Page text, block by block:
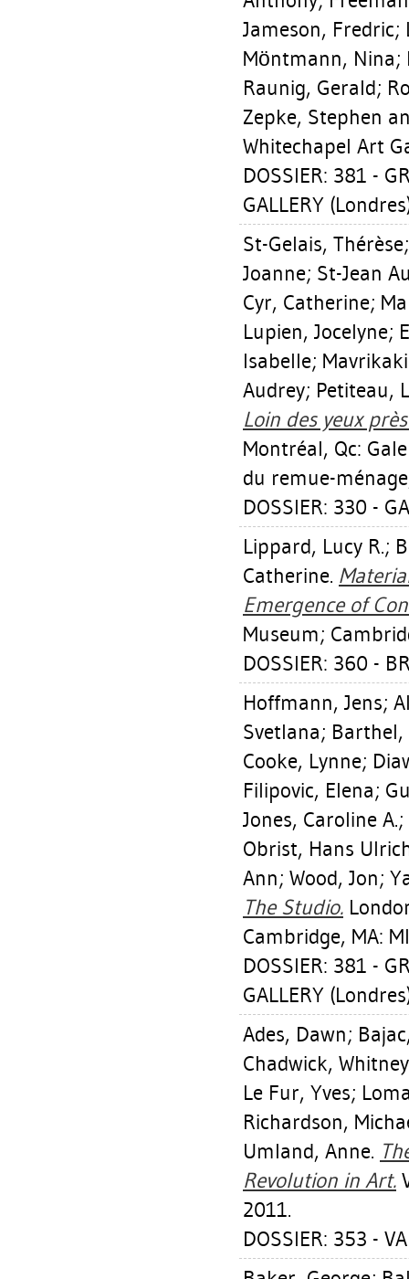
Jameson, Fredric;
Möntmann, Nina;
Raunig, Gerald;
Zepke, Stephen
Whitechapel Art
DOSSIER: 381 -
GALLERY
St-Gelais, Thérèse
Joanne; St-Jean
Cyr, Catherine;
Lupien, Jocelyne;
Isabelle;
Audrey; Petiteau,
Loin des yeux
Montréal, Qc:
du remue-
DOSSIER: 330 -
Lippard, Lucy R.;
Catherine.
Emergence of
Museum;
DOSSIER: 360 -
Hoffmann, Jens;
Svetlana;
Cooke, Lynne;
Filipovic, Elena;
Jones, Caroline A.;
Obrist, Hans
Ann; Wood, Jon;
The Studio.
Cambridge, MA:
DOSSIER: 381 -
GALLERY
Ades, Dawn;
Chadwick, Whitney
Le Fur, Yves;
Richardson,
Umland, Anne.
Revolution in Art.
2011.
DOSSIER: 353 -